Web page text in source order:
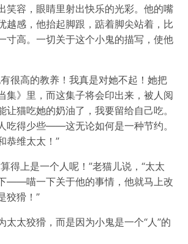
笑容，眼睛里射出快乐的光彩。他的嘴
越感，他抬起脚跟，踮着脚尖站着，比
寸高。一切关于这个小鬼的描写，使他
很高的教养！我真是对她不起！她把
集》里，而这集子将会印出来，被人阅
让猫吃她的奶油了，我要留给自己吃。
吃得少些——这无论如何是一种节约。
恭维太太！”
得上是一个人呢！”老猫儿说，“太太
——喵一下关于他的事情，他就马上改
狡猾！”
太太狡猾，而是因为小鬼是一个“人”的